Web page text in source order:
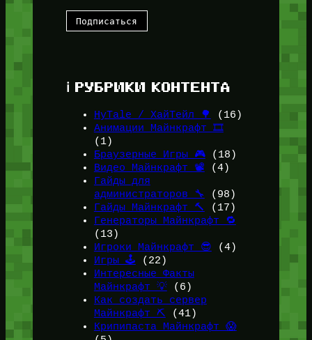
ℹ️ РУБРИКИ КОНТЕНТА
HyTale / ХайТейл 🌳
(16)
Анимации Майнкрафт 🎞️
(1)
Браузерные Игры 🎮(18)
Видео Майнкрафт 📽️ (4)
Гайды для
администраторов 🔧
(98)
Гайды Майнкрафт 🔨
(17)
Генераторы Майнкрафт 🔁
(13)
Игроки Майнкрафт 😎 (4)
Игры 🕹️ (22)
Интересные Факты
Майнкрафт 💡(6)
Как создать сервер
Майнкрафт ⛏️ (41)
Крипипаста Майнкрафт 😱